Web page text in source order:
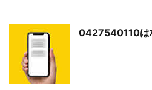
0427540110は